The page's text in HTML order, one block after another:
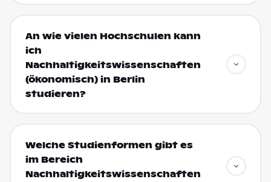
An wie vielen Hochschulen kann
ich
Nachhaltigkeitswissenschaften
(ökonomisch) in Berlin
studieren?
Welche Studienformen gibt es
im Bereich
Nachhaltigkeitswissenschaften